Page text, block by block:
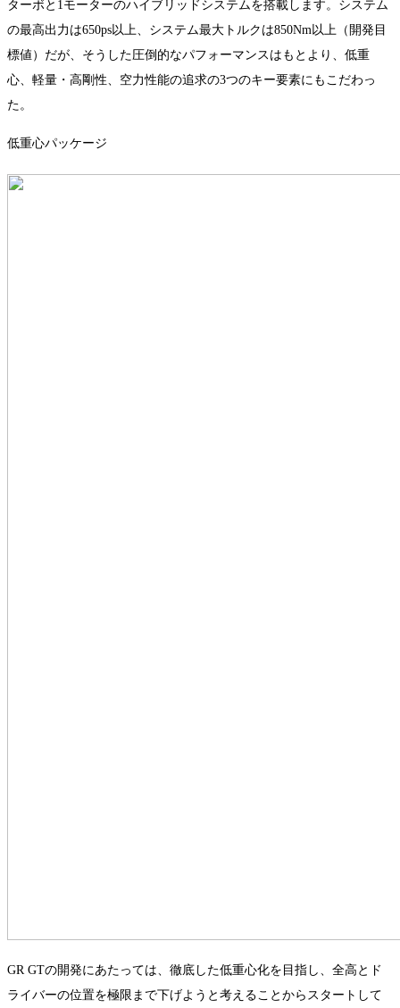
ターボと1モーターのハイブリッドシステムを搭載します。システム
の最高出力は650ps以上、システム最大トルクは850Nm以上（開発目
標値）だが、そうした圧倒的なパフォーマンスはもとより、低重
心、軽量・高剛性、空力性能の追求の3つのキー要素にもこだわっ
た。
低重心パッケージ
GR GTの開発にあたっては、徹底した低重心化を目指し、全高とド
ライバーの位置を極限まで下げようと考えることからスタートして